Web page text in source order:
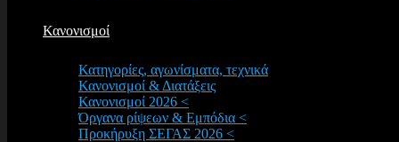
Κανονισμοί
Κατηγορίες, αγωνίσματα, τεχνικά
Κανονισμοί & Διατάξεις
Κανονισμοί 2026 <
Όργανα ρίψεων & Εμπόδια <
Προκήρυξη ΣΕΓΑΣ 2026 <